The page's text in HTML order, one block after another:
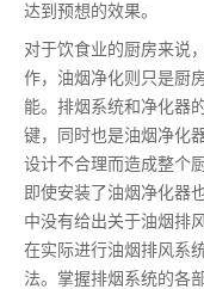
达到预想的效果。
对于饮食业的厨房来说
作，油烟净化则只是厨
能。排烟系统和净化器
键，同时也是油烟净化
设计不合理而造成整个
即使安装了油烟净化器
中没有给出关于油烟排
在实际进行油烟排风系
法。掌握排烟系统的各